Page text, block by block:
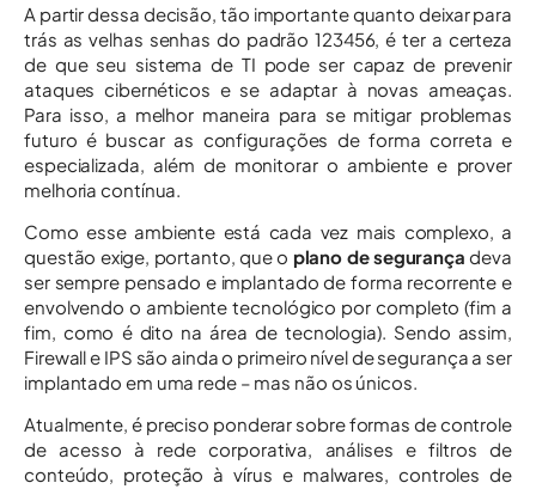
A partir dessa decisão, tão importante quanto deixar para
trás as velhas senhas do padrão 123456, é ter a certeza
de que seu sistema de TI pode ser capaz de prevenir
ataques cibernéticos e se adaptar à novas ameaças.
Para isso, a melhor maneira para se mitigar problemas
futuro é buscar as configurações de forma correta e
especializada, além de monitorar o ambiente e prover
melhoria contínua.
Como esse ambiente está cada vez mais complexo, a
questão exige, portanto, que o plano de segurança deva
ser sempre pensado e implantado de forma recorrente e
envolvendo o ambiente tecnológico por completo (fim a
fim, como é dito na área de tecnologia). Sendo assim,
Firewall e IPS são ainda o primeiro nível de segurança a ser
implantado em uma rede – mas não os únicos.
Atualmente, é preciso ponderar sobre formas de controle
de acesso à rede corporativa, análises e filtros de
conteúdo, proteção à vírus e malwares, controles de